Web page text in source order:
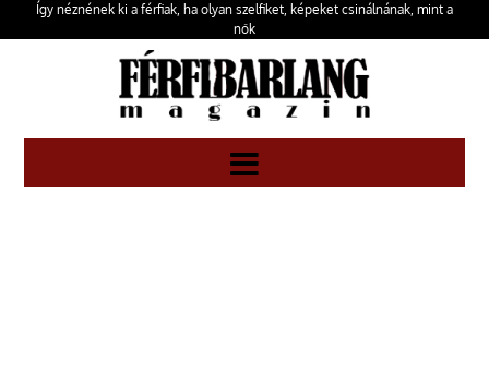
Így néznének ki a férfiak, ha olyan szelfiket, képeket csinálnának, mint a
nők